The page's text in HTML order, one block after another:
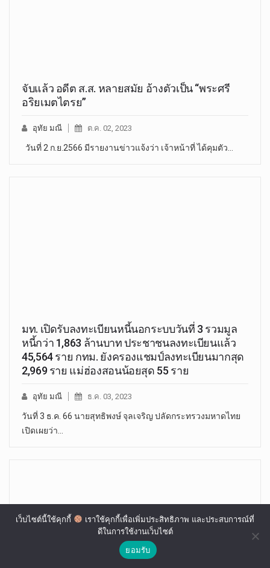
จับแล้ว อดีต ส.ส. หลายสมัย อ้างตัวเป็น “พระศรี
อริยเมตไตรย”
อุทัย มณี ต.ค. 02, 2023
วันที่ 2 ก.ย.2566 มีรายงานข่าวแจ้งว่า เจ้าหน้าที่ ได้คุมตัว…
มท. เปิดรับลงทะเบียนหนี้นอกระบบวันที่ 3 รวมมูล
หนี้กว่า 1,863 ล้านบาท ประชาชนลงทะเบียนแล้ว
45,564 ราย กทม. ยังครองแชมป์ลงทะเบียนมากสุด
2,969 ราย แม่ฮ่องสอนน้อยสุด 55 ราย
อุทัย มณี ธ.ค. 03, 2023
วันที่ 3 ธ.ค. 66 นายสุทธิพงษ์ จุลเจริญ ปลัดกระทรวงมหาดไทย
เปิดเผยว่า…
เว็บไซต์นี้ใช้คุกกี้
เราใช้คุกกี้เพื่อเพิ่มประสิทธิภาพ และประสบการณ์ที่
ดีในการใช้งานเว็บไซต์
ยอมรับ